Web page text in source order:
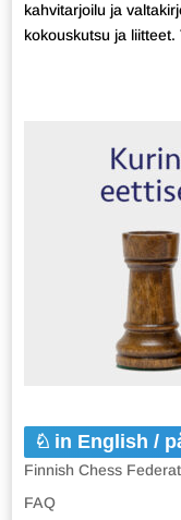
kahvitarjoilu ja
kokouskutsu ja liitteet.
in English /
Finnish Chess
FAQ